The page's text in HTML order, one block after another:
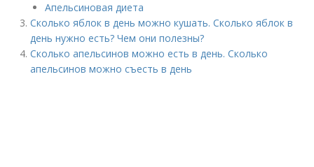
Апельсиновая диета
Сколько яблок в день можно кушать. Сколько яблок в
день нужно есть? Чем они полезны?
Сколько апельсинов можно есть в день. Сколько
апельсинов можно съесть в день